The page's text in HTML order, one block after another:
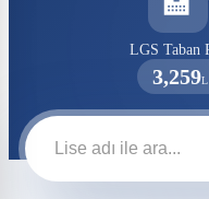
LGS Taban
3,259